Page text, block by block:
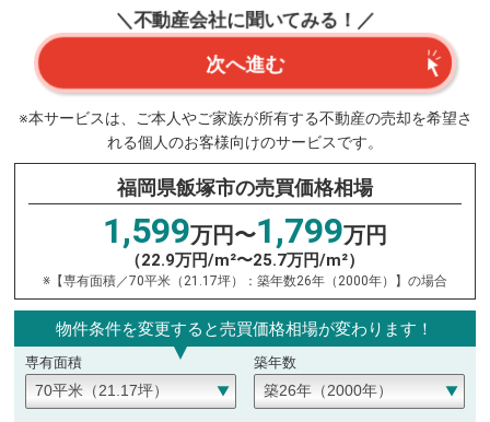
＼不動産会社に聞いてみる！／
次へ進む
※本サービスは、ご本人やご家族が所有する不動産の売却を希望さ
れる個人のお客様向けのサービスです。
福岡県飯塚市の売買価格相場
1,599万円〜1,799万円
（22.9万円/m²〜25.7万円/m²）
※【専有面積／70平米（21.17坪）：築年数26年（2000年）】の場合
物件条件を変更すると売買価格相場が変わります！
専有面積 築年数